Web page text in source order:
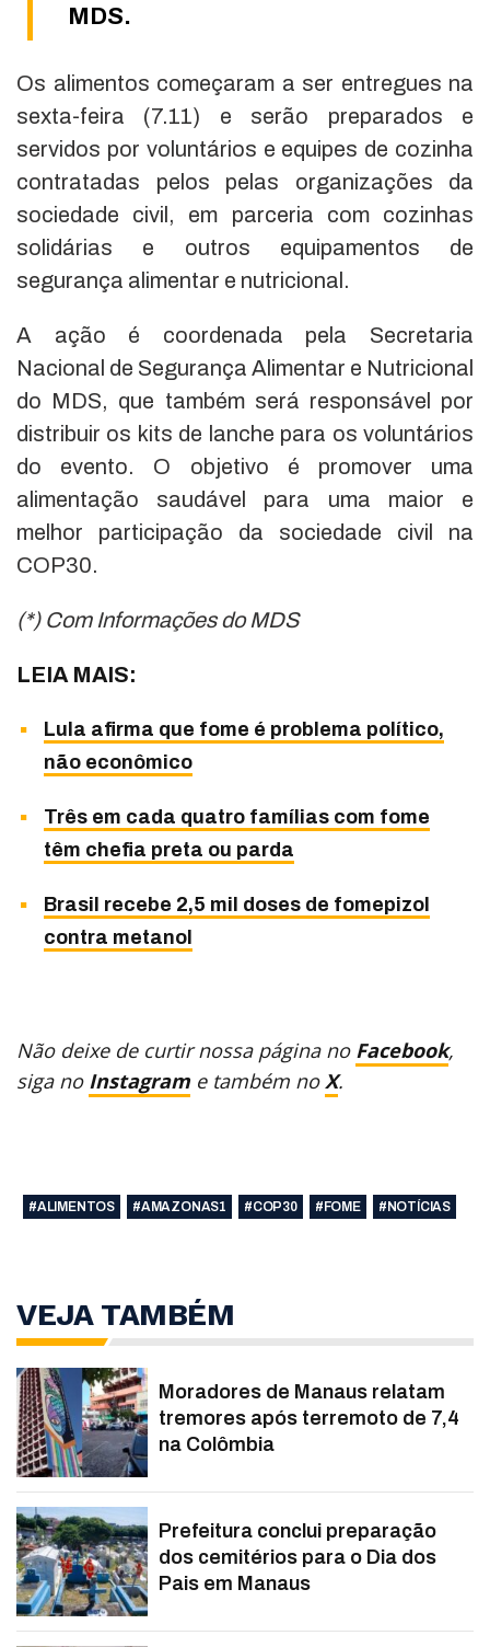
MDS.
Os alimentos começaram a ser entregues na
sexta-feira (7.11) e serão preparados e
servidos por voluntários e equipes de cozinha
contratadas pelos pelas organizações da
sociedade civil, em parceria com cozinhas
solidárias e outros equipamentos de
segurança alimentar e nutricional.
A ação é coordenada pela Secretaria
Nacional de Segurança Alimentar e Nutricional
do MDS, que também será responsável por
distribuir os kits de lanche para os voluntários
do evento. O objetivo é promover uma
alimentação saudável para uma maior e
melhor participação da sociedade civil na
COP30.
(*) Com Informações do MDS
LEIA MAIS:
Lula afirma que fome é problema político,
não econômico
Três em cada quatro famílias com fome
têm chefia preta ou parda
Brasil recebe 2,5 mil doses de fomepizol
contra metanol
Não deixe de curtir nossa página no Facebook,
siga no Instagram e também no X.
#ALIMENTOS #AMAZONAS1 #COP30 #FOME #NOTÍCIAS
VEJA TAMBÉM
Moradores de Manaus relatam
tremores após terremoto de 7,4
na Colômbia
Prefeitura conclui preparação
dos cemitérios para o Dia dos
Pais em Manaus